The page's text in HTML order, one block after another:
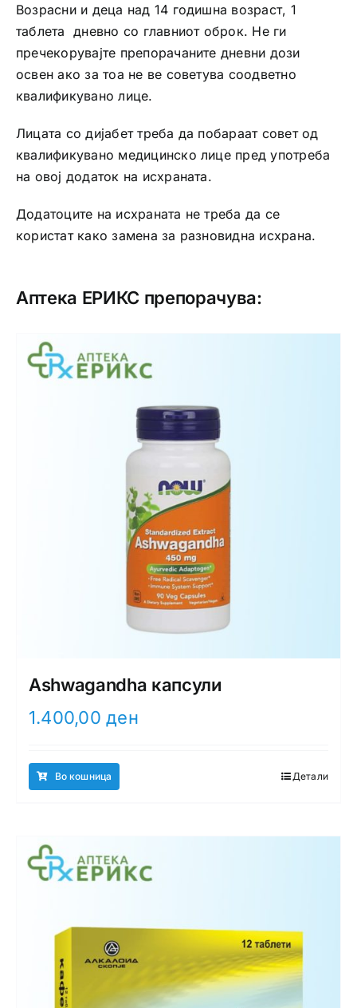
Возрасни и деца над 14 годишна возраст, 1
таблетa дневно со главниот оброк. Не ги
пречекорувајте препорачаните дневни дози
освен ако за тоа не ве советува соодветно
квалификувано лице.
Лицата со дијабет треба да побараат совет од
квалификувано медицинско лице пред употреба
на овој додаток на исхраната.
Додатоците на исхраната не треба да се
користат како замена за разновидна исхрана.
Аптека ЕРИКС препорачува:
Ashwagandha капсули
1.400,00ден
Во кошница Детали